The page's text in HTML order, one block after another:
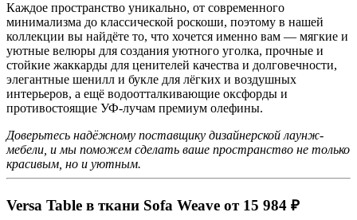
Каждое пространство уникально, от современного
минимализма до классической роскоши, поэтому в нашей
коллекции вы найдёте то, что хочется именно вам — мягкие и
уютные велюры для создания уютного уголка, прочные и
стойкие жаккарды для ценителей качества и долговечности,
элегантные шенилл и букле для лёгких и воздушных
интерьеров, а ещё водоотталкивающие оксфорды и
противостоящие УФ-лучам премиум олефины.
Доверьтесь надёжному поставщику дизайнерской лаунж-
мебели, и мы поможем сделать ваше пространство не только
красивым, но и уютным.
Versa Table в ткани Sofa Weave от 15 984 ₽